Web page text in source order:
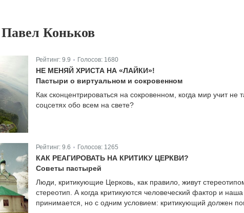
Коньков
Рейтинг: 9.9 Голосов: 1680
НЕ МЕНЯЙ ХРИСТА НА «ЛАЙКИ»!
Пастыри о виртуальном и сокровенном
Как сконцентрироваться на сокровенном, когда мир учит не
соцсетях обо всем на свете?
Рейтинг: 9.6 Голосов: 1265
КАК РЕАГИРОВАТЬ НА КРИТИКУ ЦЕРКВИ?
Советы пастырей
Люди, критикующие Церковь, как правило, живут
стереотип. А когда критикуются человеческий фактор и
принимается, но с одним условием: критикующий должен